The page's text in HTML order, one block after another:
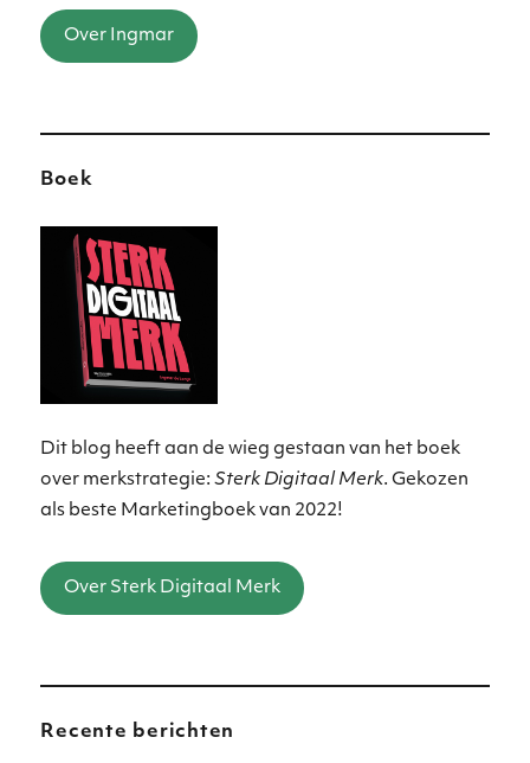
Over Ingmar
Boek
Dit blog heeft aan de wieg gestaan van het boek
over merkstrategie:Sterk Digitaal Merk. Gekozen
als beste Marketingboek van 2022!
Over Sterk Digitaal Merk
Recente berichten